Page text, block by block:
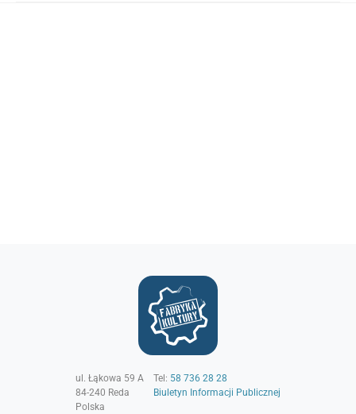
ul. Łąkowa 59 A
84-240 Reda
Polska
Tel: 58 736 28 28
Biuletyn Informacji Publicznej